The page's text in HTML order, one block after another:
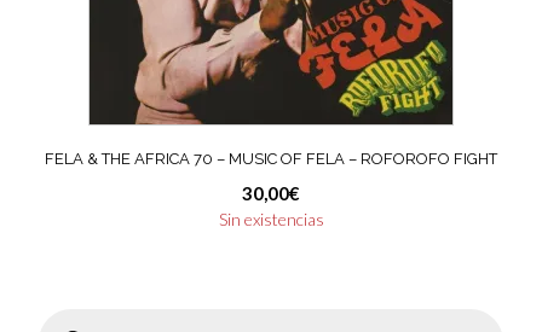
FELA & THE AFRICA 70 – MUSIC OF FELA – ROFOROFO FIGHT
30,00€
Sin existencias